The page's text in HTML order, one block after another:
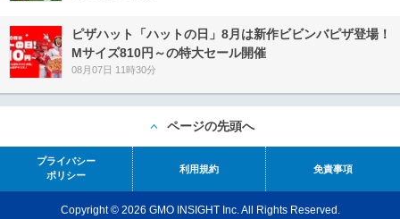
ピザハット「ハットの日」8月は新作ビビンバピザ登場！
Mサイズ810円～の特大セール開催
08月07日 11時30分
ページの先頭へ
プライバシー
ポリシー
利用規約 免責事項
Copyright © 2026 GMO INSIGHT Inc. All Rights Reserved.